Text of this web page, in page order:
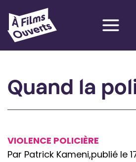
contenu
Quand la
VIOLENCE POLICIÈRE
Par Patrick Kameni,publié le